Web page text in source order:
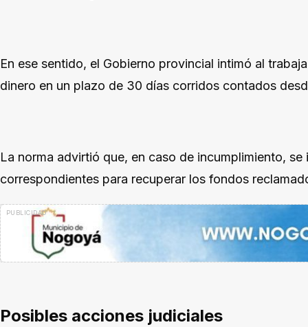
En ese sentido, el Gobierno provincial intimó al
dinero en un plazo de 30 días corridos contados
La norma advirtió que, en caso de incumplimiento,
correspondientes para recuperar los fondos
Posibles acciones judiciales